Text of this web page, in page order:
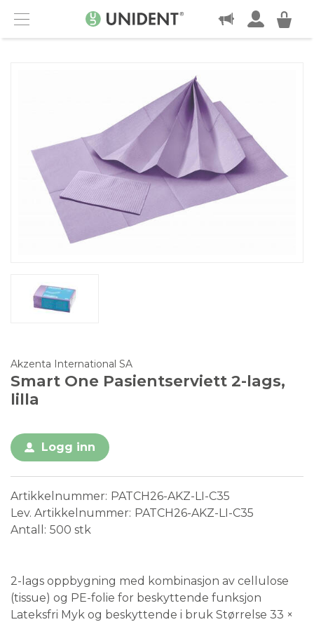
Menu
KONTAKT
Akzenta International SA
Smart One Pasientserviett 2-lags,
lilla
Logg inn
Artikkelnummer PATCH26-AKZ-LI-C35
Lev. Artikkelnummer PATCH26-AKZ-LI-C35
Antall
500 stk
2-lags oppbygning med kombinasjon av cellulose
(tissue) og PE-folie for beskyttende funksjon
Lateksfri Myk og beskyttende i bruk Størrelse 33 ×